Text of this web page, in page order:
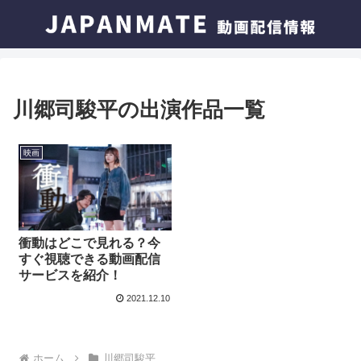
川郷司駿平の出演作品一覧
映画
衝動はどこで見れる？今
すぐ視聴できる動画配信
サービスを紹介！
2021.12.10
ホーム 川郷司駿平